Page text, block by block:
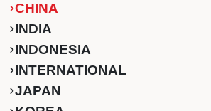
CHINA
INDIA
INDONESIA
INTERNATIONAL
JAPAN